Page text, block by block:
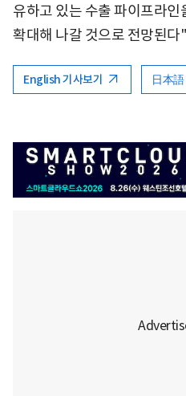
유하고 있는 수출 파이프라
확대해 나갈 것으로 전망된다
English 기사보기 日本語